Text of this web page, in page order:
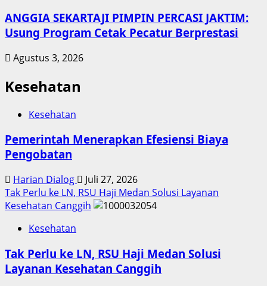
ANGGIA SEKARTAJI PIMPIN PERCASI JAKTIM:
Usung Program Cetak Pecatur Berprestasi
Agustus 3, 2026
Kesehatan
Kesehatan
Pemerintah Menerapkan Efesiensi Biaya
Pengobatan
Harian Dialog
Juli 27, 2026
Tak Perlu ke LN, RSU Haji Medan Solusi Layanan
Kesehatan Canggih
Kesehatan
Tak Perlu ke LN, RSU Haji Medan Solusi
Layanan Kesehatan Canggih